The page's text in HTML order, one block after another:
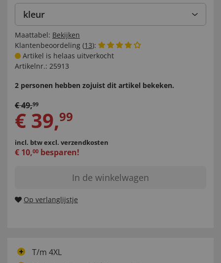
kleur
Maattabel: Bekijken
Klantenbeoordeling (13):
Artikel is helaas uitverkocht
Artikelnr.: 25913
2 personen hebben zojuist dit artikel bekeken.
€49,99
€ 39,99
incl. btwexcl. verzendkosten
€ 10,00 besparen!
In de winkelwagen
Op verlanglijstje
T/m 4XL